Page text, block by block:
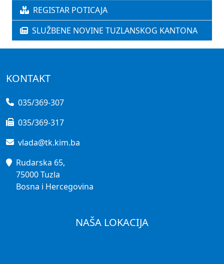
REGISTAR POTICAJA
SLUŽBENE NOVINE TUZLANSKOG KANTONA
KONTAKT
035/369-307
035/369-317
vlada@tk.kim.ba
Rudarska 65,
75000 Tuzla
Bosna i Hercegovina
NAŠA LOKACIJA